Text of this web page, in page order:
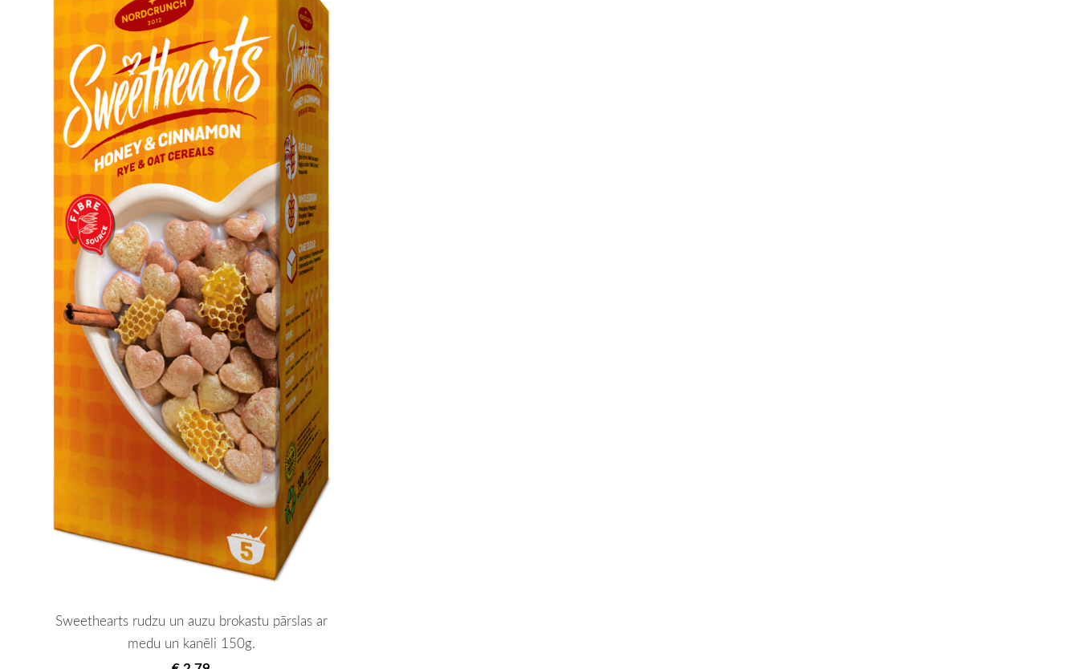
Sweethearts rudzu un auzu brokastu pārslas ar
medu un kanēli 150g.